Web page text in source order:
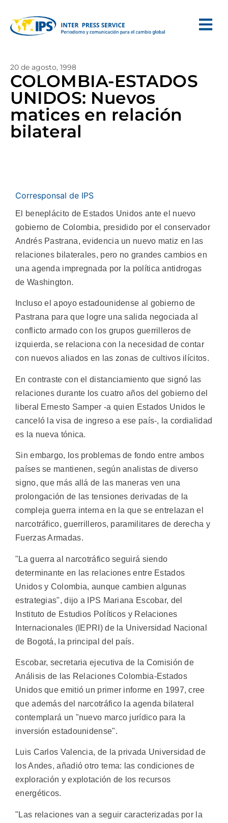
20 de agosto, 1998
COLOMBIA-ESTADOS
UNIDOS: Nuevos
matices en relación
bilateral
Corresponsal de IPS
El beneplácito de Estados Unidos ante el nuevo
gobierno de Colombia, presidido por el conservador
Andrés Pastrana, evidencia un nuevo matiz en las
relaciones bilaterales, pero no grandes cambios en
una agenda impregnada por la política antidrogas
de Washington.
Incluso el apoyo estadounidense al gobierno de
Pastrana para que logre una salida negociada al
conflicto armado con los grupos guerrilleros de
izquierda, se relaciona con la necesidad de contar
con nuevos aliados en las zonas de cultivos ilícitos.
En contraste con el distanciamiento que signó las
relaciones durante los cuatro años del gobierno del
liberal Ernesto Samper -a quien Estados Unidos le
canceló la visa de ingreso a ese país-, la cordialidad
es la nueva tónica.
Sin embargo, los problemas de fondo entre ambos
países se mantienen, según analistas de diverso
signo, que más allá de las maneras ven una
prolongación de las tensiones derivadas de la
compleja guerra interna en la que se entrelazan el
narcotráfico, guerrilleros, paramilitares de derecha y
Fuerzas Armadas.
"La guerra al narcotráfico seguirá siendo
determinante en las relaciones entre Estados
Unidos y Colombia, aunque cambien algunas
estrategias", dijo a IPS Mariana Escobar, del
Instituto de Estudios Políticos y Relaciones
Internacionales (IEPRI) de la Universidad Nacional
de Bogotá, la principal del país.
Escobar, secretaria ejecutiva de la Comisión de
Análisis de las Relaciones Colombia-Estados
Unidos que emitió un primer informe en 1997, cree
que además del narcotráfico la agenda bilateral
contemplará un "nuevo marco jurídico para la
inversión estadounidense".
Luis Carlos Valencia, de la privada Universidad de
los Andes, añadió otro tema: las condiciones de
exploración y explotación de los recursos
energéticos.
"Las relaciones van a seguir caracterizadas por la